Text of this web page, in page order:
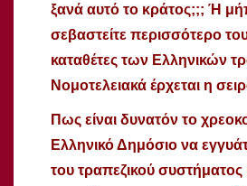
ξανά αυτό το κράτος;;; Ή
σεβαστείτε περισσότερο
καταθέτες των Ελληνικών
Νομοτελειακά έρχεται η
Πως είναι δυνατόν το
Ελληνικό Δημόσιο να
του τραπεζικού συστήματος